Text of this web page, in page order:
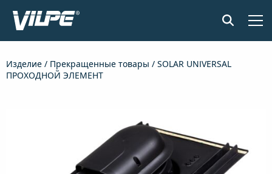
ПРИМЕНЕНИЕ
ДОКУМЕНТЫ И МАТЕРИАЛЫ
Изделие / Прекращенные товары / SOLAR UNIVERSAL
ПРОХОДНОЙ ЭЛЕМЕНТ